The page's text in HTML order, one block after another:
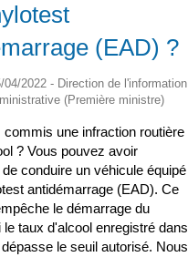
(EAD) ?
04/2022 - Direction de l'information
(Première ministre)
commis une infraction routière
? Vous pouvez avoir
de conduire un véhicule équipé
antidémarrage (EAD). Ce
le démarrage du
le taux d'alcool enregistré dans
le seuil autorisé. Nous